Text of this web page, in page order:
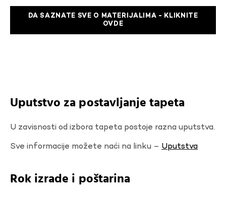
DA SAZNATE SVE O MATERIJALIMA - KLIKNITE
OVDE
Uputstvo za postavljanje tapeta
U zavisnosti od izbora tapeta postoje razna uputstva.
Sve informacije možete naći na linku – Uputstva
Rok izrade i poštarina